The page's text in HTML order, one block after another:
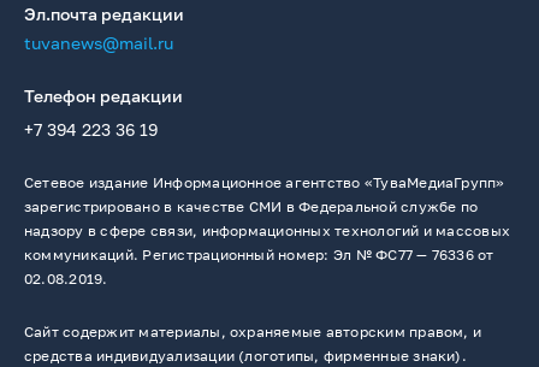
Эл.почта редакции
tuvanews@mail.ru
Телефон редакции
+7 394 223 36 19
Сетевое издание Информационное агентство «ТуваМедиаГрупп»
зарегистрировано в качестве СМИ в Федеральной службе по
надзору в сфере связи, информационных технологий и массовых
коммуникаций. Регистрационный номер: Эл № ФС77 — 76336 от
02.08.2019.
Сайт содержит материалы, охраняемые авторским правом, и
средства индивидуализации (логотипы, фирменные знаки).